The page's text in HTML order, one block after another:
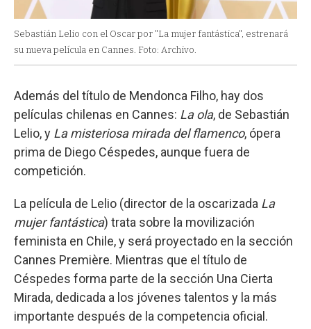
Sebastián Lelio con el Oscar por "La mujer fantástica", estrenará
su nueva película en Cannes. Foto: Archivo.
Además del título de Mendonca Filho, hay dos
películas chilenas en Cannes: La ola, de Sebastián
Lelio, y La misteriosa mirada del flamenco, ópera
prima de Diego Céspedes, aunque fuera de
competición.
La película de Lelio (director de la oscarizada La
mujer fantástica) trata sobre la movilización
feminista en Chile, y será proyectado en la sección
Cannes Première. Mientras que el título de
Céspedes forma parte de la sección Una Cierta
Mirada, dedicada a los jóvenes talentos y la más
importante después de la competencia oficial.